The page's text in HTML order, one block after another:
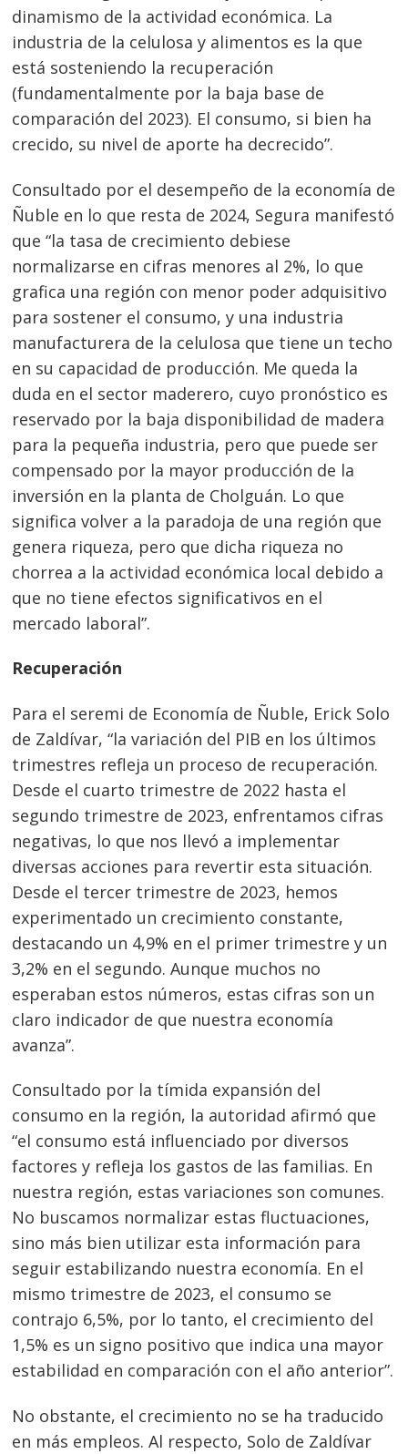
dinamismo de la actividad económica. La
industria de la celulosa y alimentos es la que
está sosteniendo la recuperación
(fundamentalmente por la baja base de
comparación del 2023). El consumo, si bien ha
crecido, su nivel de aporte ha decrecido”.
Consultado por el desempeño de la economía de
Ñuble en lo que resta de 2024, Segura manifestó
que “la tasa de crecimiento debiese
normalizarse en cifras menores al 2%, lo que
grafica una región con menor poder adquisitivo
para sostener el consumo, y una industria
manufacturera de la celulosa que tiene un techo
en su capacidad de producción. Me queda la
duda en el sector maderero, cuyo pronóstico es
reservado por la baja disponibilidad de madera
para la pequeña industria, pero que puede ser
compensado por la mayor producción de la
inversión en la planta de Cholguán. Lo que
significa volver a la paradoja de una región que
genera riqueza, pero que dicha riqueza no
chorrea a la actividad económica local debido a
que no tiene efectos significativos en el
mercado laboral”.
Recuperación
Para el seremi de Economía de Ñuble, Erick Solo
de Zaldívar, “la variación del PIB en los últimos
trimestres refleja un proceso de recuperación.
Desde el cuarto trimestre de 2022 hasta el
segundo trimestre de 2023, enfrentamos cifras
negativas, lo que nos llevó a implementar
diversas acciones para revertir esta situación.
Desde el tercer trimestre de 2023, hemos
experimentado un crecimiento constante,
destacando un 4,9% en el primer trimestre y un
3,2% en el segundo. Aunque muchos no
esperaban estos números, estas cifras son un
claro indicador de que nuestra economía
avanza”.
Consultado por la tímida expansión del
consumo en la región, la autoridad afirmó que
“el consumo está influenciado por diversos
factores y refleja los gastos de las familias. En
nuestra región, estas variaciones son comunes.
No buscamos normalizar estas fluctuaciones,
sino más bien utilizar esta información para
seguir estabilizando nuestra economía. En el
mismo trimestre de 2023, el consumo se
contrajo 6,5%, por lo tanto, el crecimiento del
1,5% es un signo positivo que indica una mayor
estabilidad en comparación con el año anterior”.
No obstante, el crecimiento no se ha traducido
en más empleos. Al respecto, Solo de Zaldívar
Navegación
de
entradas